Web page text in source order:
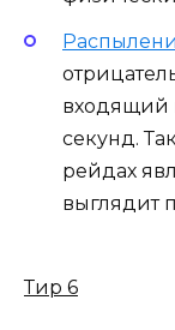
входящий
секунд.
рейдах
выглядит
Тир 6